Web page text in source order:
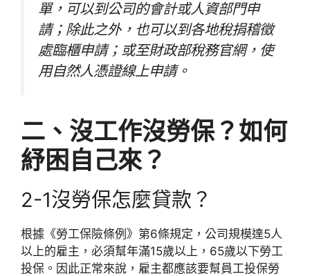
單，可以到公司的會計或人資部門申
請；除此之外，也可以到各地稅捐稽徵
處臨櫃申請；或至財政部稅務官網，使
用自然人憑證線上申請。
二、沒工作沒勞保？如何
紓困自己來？
2-1沒勞保怎麼貸款？
根據《勞工保險條例》第6條規定，公司規模達5人
以上的雇主，必須幫年滿15歲以上，65歲以下勞工
投保。因此正常來說，雇主都應該要幫員工投保勞